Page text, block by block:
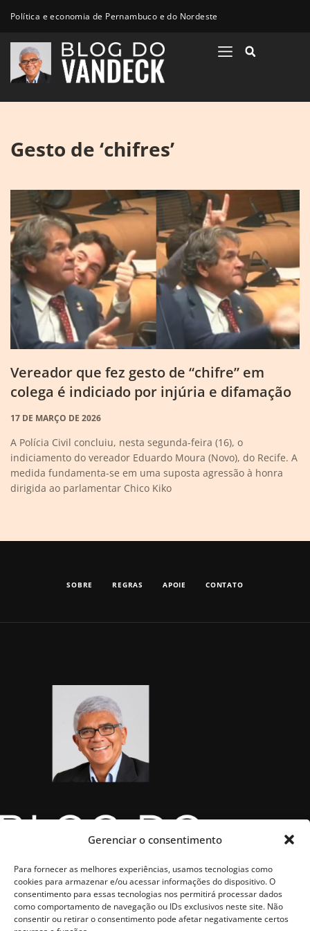
Gerenciar o consentimento
Para fornecer as melhores experiências, usamos tecnologias como
cookies para armazenar e/ou acessar informações do dispositivo. O
consentimento para essas tecnologias nos permitirá processar dados
como comportamento de navegação ou IDs exclusivos neste site. Não
consentir ou retirar o consentimento pode afetar negativamente certos
Política e economia de Pernambuco e do Nordeste
Gesto de ‘chifres’
Vereador que fez gesto de “chifre” em
colega é indiciado por injúria e difamação
17 DE MARÇO DE 2026
A Polícia Civil concluiu, nesta segunda-feira (16), o
indiciamento do vereador Eduardo Moura (Novo), do Recife. A
medida fundamenta-se em uma suposta agressão à honra
dirigida ao parlamentar Chico Kiko
SOBRE REGRAS APOIE CONTATO